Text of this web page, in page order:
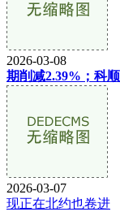
2026-03-08
期削减2.39%；科顺
2026-03-07
现正在北约也卷进